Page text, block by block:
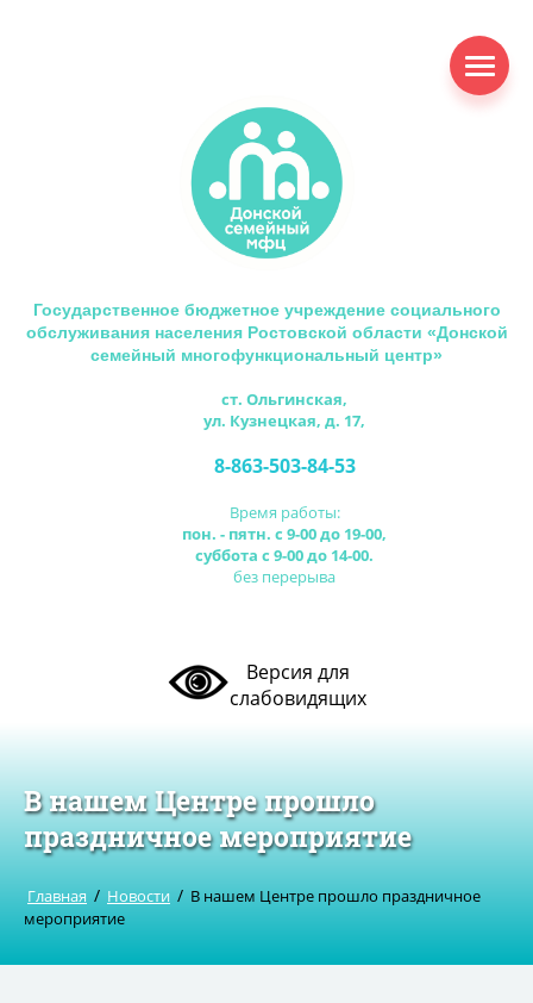
Государственное бюджетное учреждение социального
обслуживания населения Ростовской области «Донской
семейный многофункциональный центр»
ст. Ольгинская,
ул. Кузнецкая, д. 17,
8-863-503-84-53
Время работы:
пон. - пятн. с 9-00 до 19-00,
суббота с 9-00 до 14-00.
без перерыва
Версия для
слабовидящих
В нашем Центре прошло
праздничное мероприятие
Главная / Новости / В нашем Центре прошло праздничное
мероприятие